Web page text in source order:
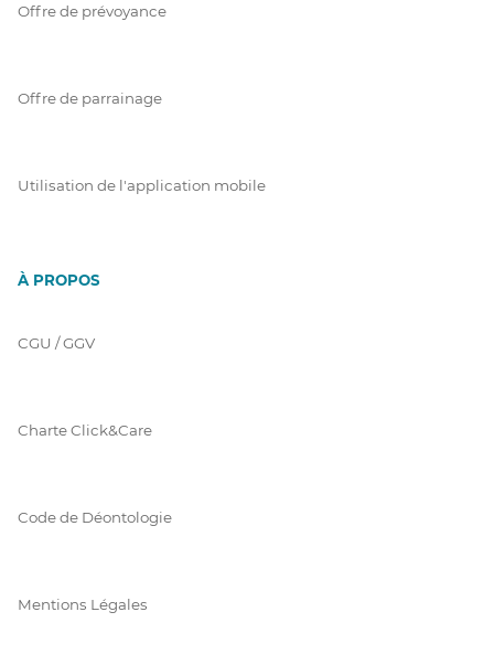
Offre de prévoyance
Offre de parrainage
Utilisation de l'application mobile
À PROPOS
CGU / GGV
Charte Click&Care
Code de Déontologie
Mentions Légales